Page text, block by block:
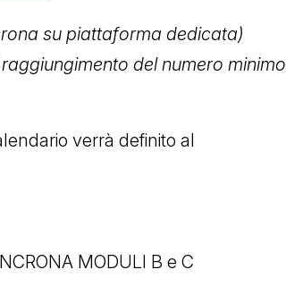
su piattaforma dedicata)
del numero minimo
verrà definito al
MODULI B e C